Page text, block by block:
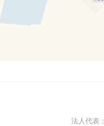
法人代表：